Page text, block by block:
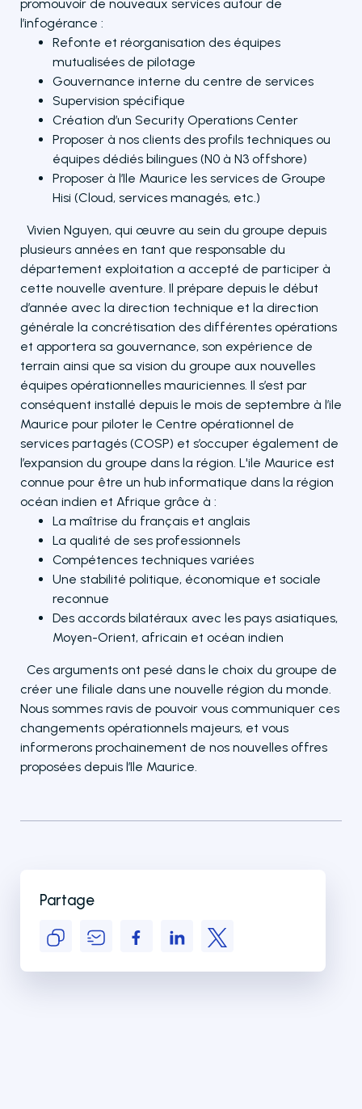
promouvoir de nouveaux services autour de
l’infogérance :
Refonte et réorganisation des équipes
mutualisées de pilotage
Gouvernance interne du centre de services
Supervision spécifique
Création d’un Security Operations Center
Proposer à nos clients des profils techniques ou
équipes dédiés bilingues (N0 à N3 offshore)
Proposer à l’Ile Maurice les services de Groupe
Hisi (Cloud, services managés, etc.)
Vivien Nguyen, qui œuvre au sein du groupe depuis
plusieurs années en tant que responsable du
département exploitation a accepté de participer à
cette nouvelle aventure. Il prépare depuis le début
d’année avec la direction technique et la direction
générale la concrétisation des différentes opérations
et apportera sa gouvernance, son expérience de
terrain ainsi que sa vision du groupe aux nouvelles
équipes opérationnelles mauriciennes. Il s’est par
conséquent installé depuis le mois de septembre à l’ile
Maurice pour piloter le Centre opérationnel de
services partagés (COSP) et s’occuper également de
l’expansion du groupe dans la région. L'ile Maurice est
connue pour être un hub informatique dans la région
océan indien et Afrique grâce à :
La maîtrise du français et anglais
La qualité de ses professionnels
Compétences techniques variées
Une stabilité politique, économique et sociale
reconnue
Des accords bilatéraux avec les pays asiatiques,
Moyen-Orient, africain et océan indien
Ces arguments ont pesé dans le choix du groupe de
créer une filiale dans une nouvelle région du monde.
Nous sommes ravis de pouvoir vous communiquer ces
changements opérationnels majeurs, et vous
informerons prochainement de nos nouvelles offres
proposées depuis l’Ile Maurice.
Partage